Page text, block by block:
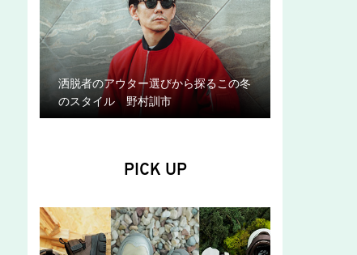
洒脱者のアウター選びから探るこの冬
のスタイル 野村訓市
PICK UP